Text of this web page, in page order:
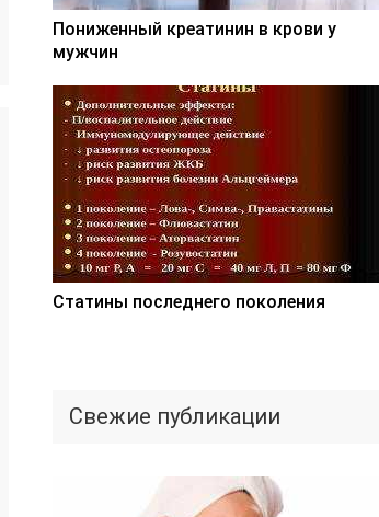
Пониженный креатинин в крови у
мужчин
Статины последнего поколения
Свежие публикации